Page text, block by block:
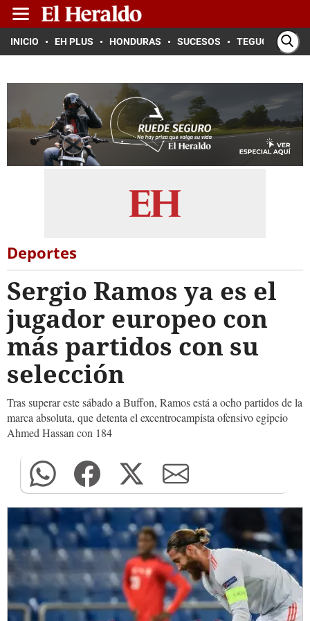
INICIO EH PLUS HONDURAS SUCESOS TEGUCIGALPA
Deportes
Sergio Ramos ya es el
jugador europeo con
más partidos con su
selección
Tras superar este sábado a Buffon, Ramos está a ocho partidos de la
marca absoluta, que detenta el excentrocampista ofensivo egipcio
Ahmed Hassan con 184